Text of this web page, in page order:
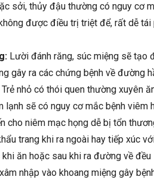
sởi, thủy đậu thường có nguy cơ
được điều trị triệt để, rất dễ
Lười đánh răng, súc miệng sẽ tạo
gây ra các chứng bệnh về đường
Trẻ nhỏ có thói quen thường xuyên
lạnh sẽ có nguy cơ mắc bệnh viêm
cho niêm mạc họng dễ bị tổn
trang khi ra ngoài hay tiếp xúc
ăn hoặc sau khi ra đường về
nhập vào khoang miệng gây